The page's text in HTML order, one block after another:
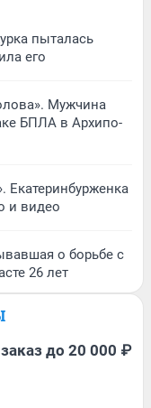
пыталась
его
Мужчина
БПЛА в Архипо-
Екатеринбурженка
и видео
о борьбе с
26 лет
до 20 000 ₽